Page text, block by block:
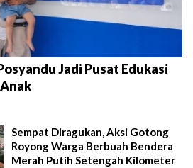
Jadi Pusat Edukasi
Sempat Diragukan, Aksi Gotong
Royong Warga Berbuah Bendera
Merah Putih Setengah Kilometer